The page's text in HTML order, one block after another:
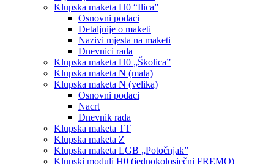
Klupska maketa H0 “Ilica”
Osnovni podaci
Detaljnije o maketi
Nazivi mjesta na maketi
Dnevnici rada
Klupska maketa H0 „Školica”
Klupska maketa N (mala)
Klupska maketa N (velika)
Osnovni podaci
Nacrt
Dnevnik rada
Klupska maketa TT
Klupska maketa Z
Klupska maketa LGB „Potočnjak”
Klupski moduli H0 (jednokolosječni FREMO)